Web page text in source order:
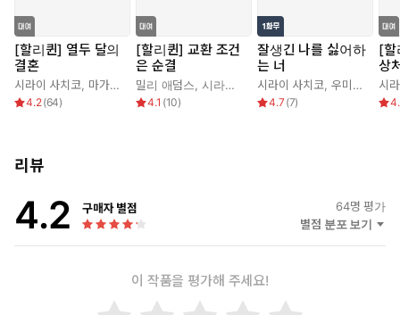
[할리퀸] 열두 달의
결혼
시라이 사치코 마가렛 메이요
4.2(64)
[할리퀸] 교환 조건
은 순결
밀리 애덤스 시라이 사치코
4.1 (10)
잘생긴 나를 싫어하
는 너
시라이 사치코 우미노 리쿠
4.7 (7)
[할
상
시
리뷰
4.2 구매자 별점 64명 평가
별점 분포 보기
이 작품을 평가해 주세요!